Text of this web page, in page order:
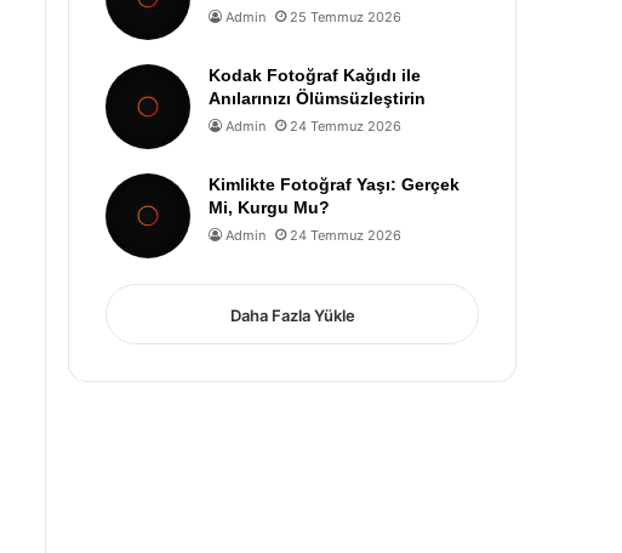
Admin 25 Temmuz 2026
Kodak Fotoğraf Kağıdı ile
Anılarınızı Ölümsüzleştirin
Admin 24 Temmuz 2026
Kimlikte Fotoğraf Yaşı: Gerçek
Mi, Kurgu Mu?
Admin 24 Temmuz 2026
Daha Fazla Yükle